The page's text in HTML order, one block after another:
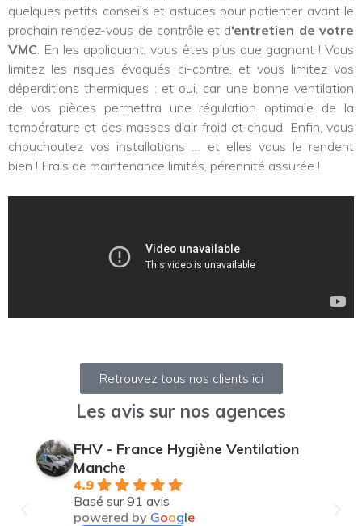
quelques petits conseils et astuces pour patienter avant le
prochain rendez-vous de contrôle et d‘entretien de votre
VMC . En les appliquant, vous êtes plus que gagnant ! Vous
limitez les risques évoqués ci-contre, et vous limitez vos
déperditions thermiques : et oui, car une bonne ventilation
de vos pièces permettra une régulation optimale de la
température et des masses d’air froid et chaud. Enfin, vous
chouchoutez vos installations … et elles vous le rendent
bien ! Frais de maintenance limités, pérennité assurée !
Retrouvez tous nos clients ici
Les avis sur nos agences
FHV - France Hygiène Ventilation
Manche
4.9
Basé sur 91 avis
powered by Google